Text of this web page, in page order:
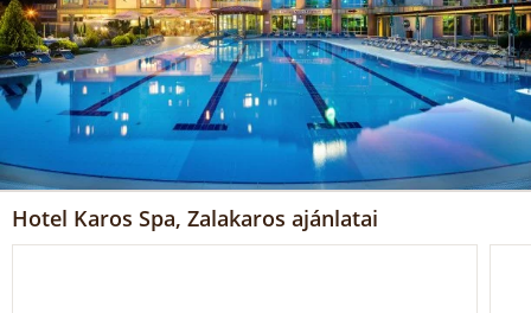
Hotel Karos Spa, Zalakaros ajánlatai